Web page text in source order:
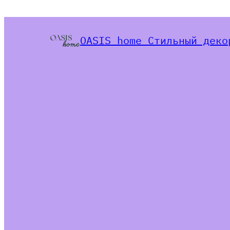
OASIS home Стильный